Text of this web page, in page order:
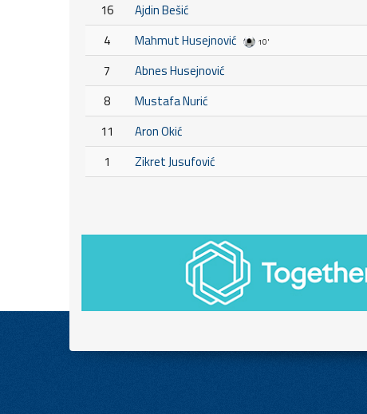
16
Ajdin Bešić
4
Mahmut Husejnović 10'
7
Abnes Husejnović
8
Mustafa Nurić
11
Aron Okić
1
Zikret Jusufović